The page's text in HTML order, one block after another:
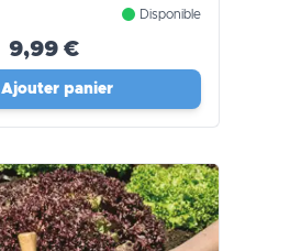
Disponible
9,99 €
Ajouter panier